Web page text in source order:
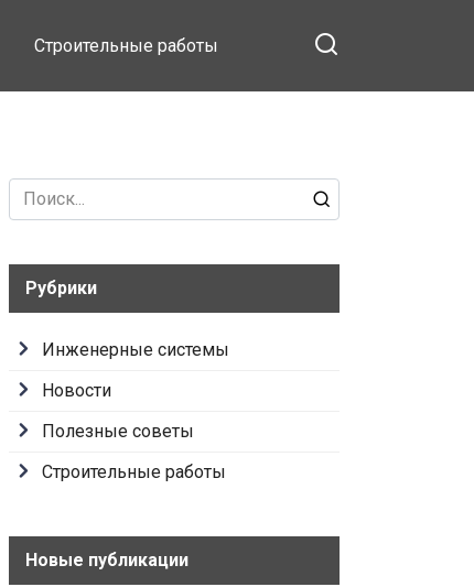
Строительные работы
Search
for:
Рубрики
Инженерные системы
Новости
Полезные советы
Строительные работы
Новые публикации